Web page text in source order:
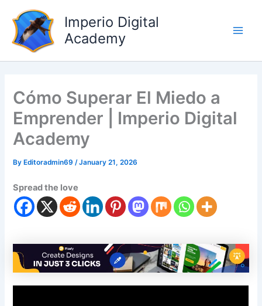
content
Imperio Digital
Academy
Cómo Superar El Miedo a
Emprender | Imperio Digital
Academy
By Editoradmin69/January 21, 2026
Spread the love